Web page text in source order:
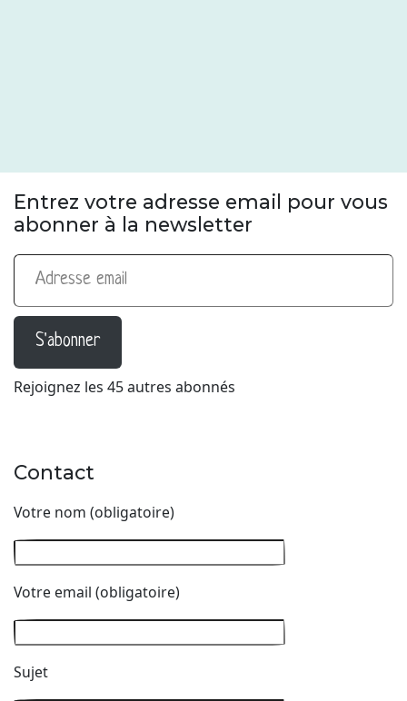
Entrez votre adresse email pour vous
abonner à la newsletter
Adresse email
S'abonner
Rejoignez les 45 autres abonnés
Contact
Votre nom (obligatoire)
Votre email (obligatoire)
Sujet